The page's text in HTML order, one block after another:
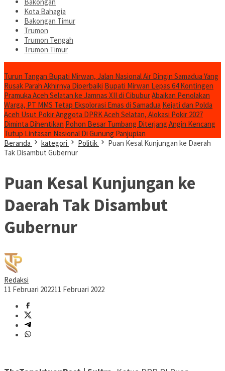
Kota Bahagia
Bakongan Timur
Trumon
Trumon Tengah
Trumon Timur
Turun Tangan Bupati Mirwan, Jalan Nasional Air Dingin Samadua Yang
Rusak Parah Akhirnya Diperbaiki Bupati Mirwan Lepas 64 Kontingen
Pramuka Aceh Selatan ke Jamnas XII di CibuburAbaikan Penolakan
Warga, PT MMS Tetap Eksplorasi Emas di Samadua Kejati dan Polda
Aceh Usut Pokir Anggota DPRK Aceh Selatan, Alokasi Pokir 2027
Diminta Dihentikan Pohon Besar Tumbang Diterjang Angin Kencang
Tutup Lintasan Nasional Di Gunung Panjupian
Beranda
kategori Politik
Puan Kesal Kunjungan ke Daerah
Tak Disambut Gubernur
Puan Kesal Kunjungan ke
Daerah Tak Disambut
Gubernur
Redaksi
11 Februari 202211 Februari 2022